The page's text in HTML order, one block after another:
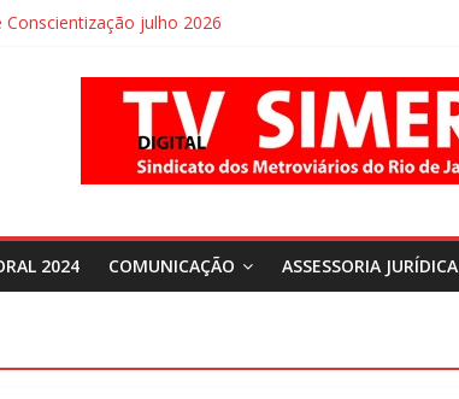
Conscientização julho 2026
2024 COMUNICAÇÃO ASSESSORIA JURÍDICA